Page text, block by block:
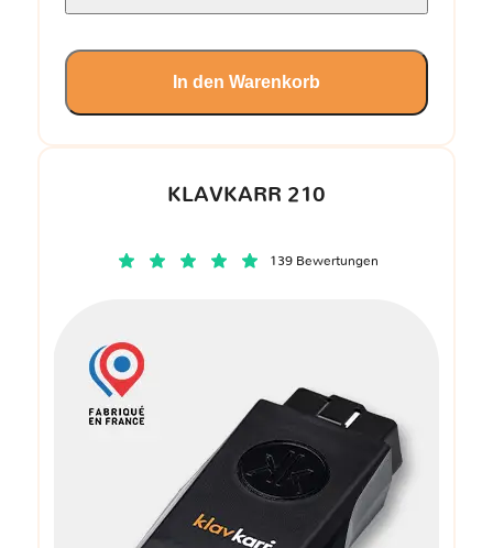
KLAVKARR 210
139 Bewertungen
In den Warenkorb